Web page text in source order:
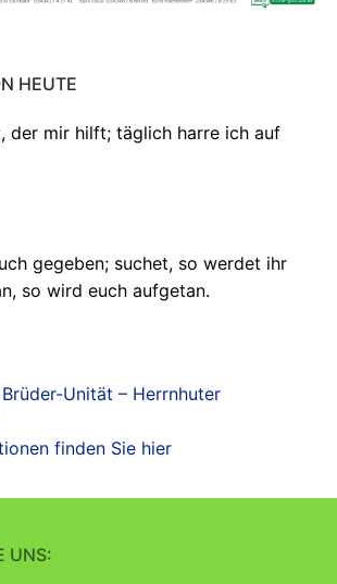
HEUTE
der mir hilft; täglich harre ich auf
gegeben; suchet, so werdet ihr
so wird euch aufgetan.
Unität – Herrnhuter
finden Sie hier
UNS: